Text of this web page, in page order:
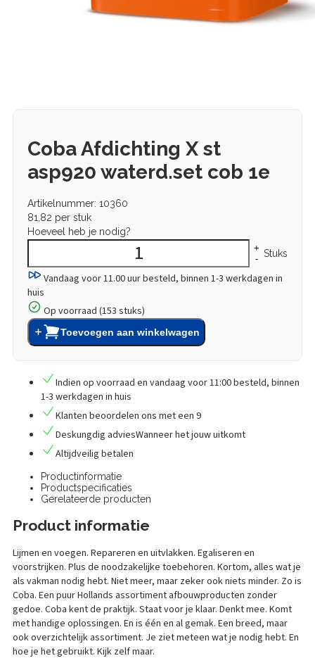
Coba Afdichting X st
asp920 waterd.set cob 1e
Artikelnummer: 10360
81,82 per stuk
Hoeveel heb je nodig?
+
- Stuks
Vandaag voor 11.00 uur besteld, binnen 1-3 werkdagen in
huis
Op voorraad (153 stuks)
Toevoegen aan winkelwagen
Indien op voorraad en vandaag voor 11:00 besteld, binnen
1-3 werkdagen in huis
Klanten beoordelen ons met een 9
Deskungdig adviesWanneer het jouw uitkomt
Altijdveilig betalen
Productinformatie
Productspecificaties
Gerelateerde producten
Product informatie
Lijmen en voegen. Repareren en uitvlakken. Egaliseren en
voorstrijken. Plus de noodzakelijke toebehoren. Kortom, alles wat je
als vakman nodig hebt. Niet meer, maar zeker ook niets minder. Zo is
Coba. Een puur Hollands assortiment afbouwproducten zonder
gedoe. Coba kent de praktijk. Staat voor je klaar. Denkt mee. Komt
met handige oplossingen. En is één en al gemak. Een breed, maar
ook overzichtelijk assortiment. Je ziet meteen wat je nodig hebt. En
hoe je het gebruikt. Kijk zelf maar.